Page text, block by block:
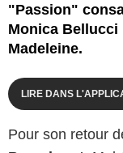
"Passion"
Monica
Madeleine.
LIRE DANS
Pour son retour